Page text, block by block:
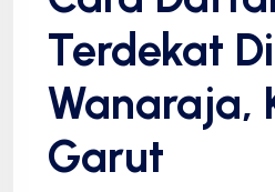
Terdekat Di
Wanaraja,
Garut